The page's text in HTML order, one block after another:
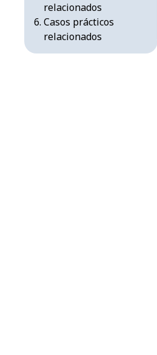
relacionados
Casos prácticos
relacionados